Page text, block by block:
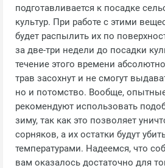
подготавливается к посадке
культур. При работе с этими
будет распылить их по
за две-три недели до посадки
течение этого времени
трав засохнут и не смогут
но и потомство. Вообще,
рекомендуют использовать
зиму, так как это позволяет
сорняков, а их остатки будут
температурами. Надеемся, что
вам оказалось достаточно для